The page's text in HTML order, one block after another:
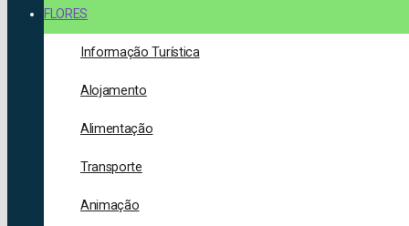
FLORES
Informação Turística
Alojamento
Alimentação
Transporte
Animação